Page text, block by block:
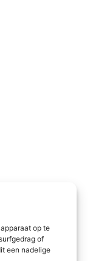
op te
of
een nadelige